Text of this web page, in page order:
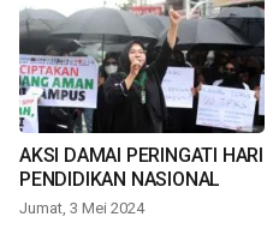
AKSI DAMAI PERINGATI HARI
PENDIDIKAN NASIONAL
Jumat, 3 Mei 2024